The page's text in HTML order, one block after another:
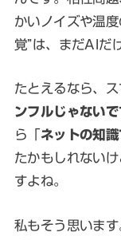
かいノイズや温
覚”は、まだAIだ
たとえるなら、
ンフルじゃないで
ら「ネットの知
たかもしれない
すよね。
私もそう思いま